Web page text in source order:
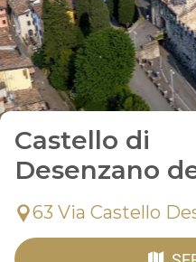
Castello di
Desenzano
63 Via Castello